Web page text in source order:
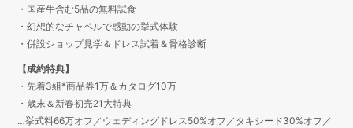
・国産牛含む5品の無料試食
・幻想的なチャペルで感動の挙式体験
・併設ショップ見学＆ドレス試着＆骨格診断
【成約特典】
・先着3組*商品券1万＆カタログ10万
・歳末＆新春初売21大特典
…挙式料66万オフ／ウェディングドレス50%オフ／タキシード30%オフ／